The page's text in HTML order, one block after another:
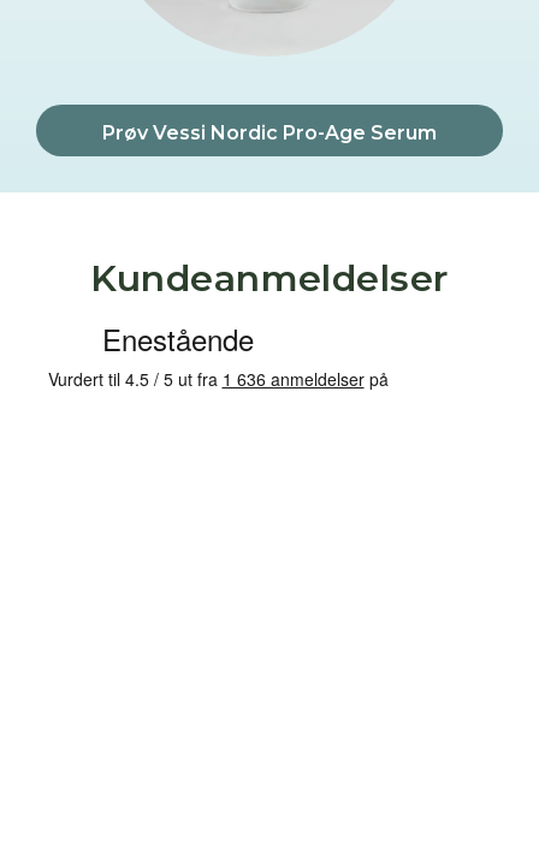
Prøv Vessi Nordic Pro-Age Serum
Kundeanmeldelser